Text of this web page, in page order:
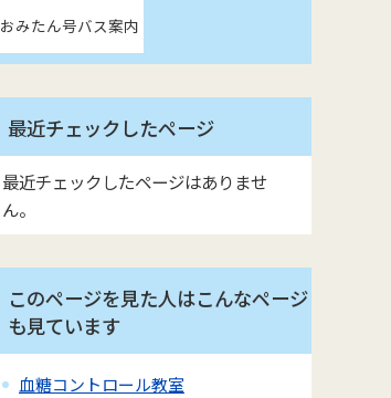
おみたん号バス案内
最近チェックしたページ
最近チェックしたページはありませ
ん。
このページを見た人はこんなページ
も見ています
血糖コントロール教室